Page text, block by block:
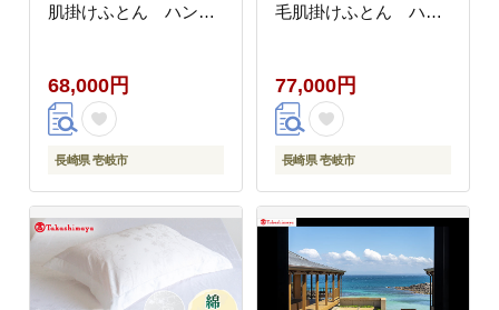
肌掛けふとん ハンガ
具 ダウンケット 布団
クール寝具 オールシー
ズン対応 羽毛布団 肌掛
け布団 国産 日本製
円
68,000円
長崎県 壱岐市
毛肌掛けふとん ハン
寝具 ダウンケット 布団
クール寝具 オールシー
ズン対応 羽毛布団 肌掛
け布団 国産 日本製
円
77,000円
長崎県 壱岐市